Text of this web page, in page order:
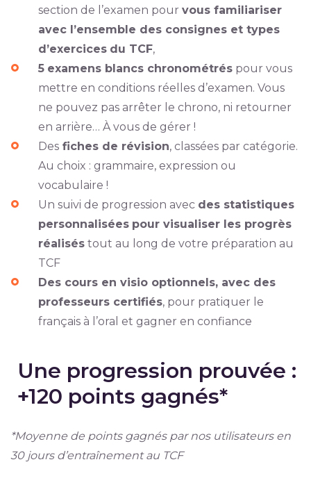
section de l’examen pour vous familiariser
avec l’ensemble des consignes et types
d’exercices du TCF,
5 examens blancs chronométréspour vous
mettre en conditions réelles d’examen. Vous
ne pouvez pas arrêter le chrono, ni retourner
en arrière… À vous de gérer !
Desfiches de révision, classées par catégorie.
Au choix : grammaire, expression ou
vocabulaire !
Un suivi de progression avec des statistiques
personnalisées pour visualiser les progrès
réaliséstout au long de votre préparation au
TCF
Des cours en visio optionnels, avec des
professeurs certifiés, pour pratiquer le
français à l’oral et gagner en confiance
Une progression prouvée :
+120 points gagnés*
*Moyenne de points gagnés par nos utilisateurs en
30 jours d’entraînement au TCF